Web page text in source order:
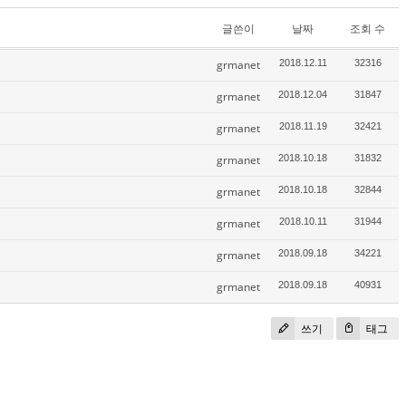
글쓴이 날짜 조회 수
grmanet 2018.12.11 32316
grmanet 2018.12.04 31847
grmanet 2018.11.19 32421
grmanet 2018.10.18 31832
grmanet 2018.10.18 32844
grmanet 2018.10.11 31944
grmanet 2018.09.18 34221
grmanet 2018.09.18 40931
쓰기 태그